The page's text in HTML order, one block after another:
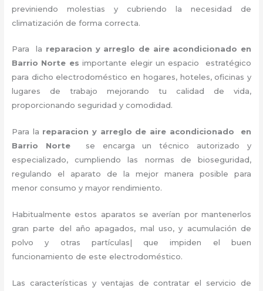
previniendo molestias y cubriendo la necesidad de
climatización de forma correcta.
Para la reparacion y arreglo de aire acondicionado en
Barrio Norte esimportante elegir un espacio estratégico
para dicho electrodoméstico en hogares, hoteles, oficinas y
lugares de trabajo
mejorando tu calidad de vida,
proporcionando seguridad y comodidad.
Para la reparacion y arreglo de aire acondicionado en
Barrio Norte
se encarga un técnico autorizado y
especializado, cumpliendo las normas de bioseguridad,
regulando el aparato de la mejor manera posible para
menor consumo y mayor rendimiento.
Habitualmente estos aparatos se averían por mantenerlos
gran parte del año apagados, mal uso, y acumulación de
polvo y otras partículas| que impiden el buen
funcionamiento de este electrodoméstico.
Las características y ventajas de contratar el servicio de